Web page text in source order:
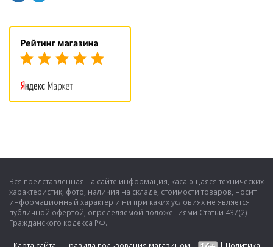
Вся представленная на сайте информация, касающаяся технических
характеристик, фото, наличия на складе, стоимости товаров, носит
информационный характер и ни при каких условиях не является
публичной офертой, определяемой положениями Статьи 437(2)
Гражданского кодекса РФ.